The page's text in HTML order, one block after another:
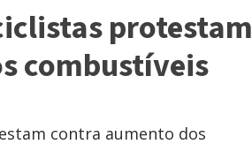
protestam
combustíveis
contra aumento dos